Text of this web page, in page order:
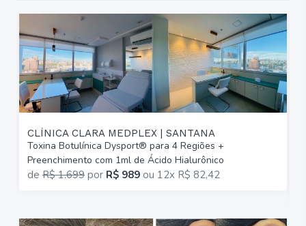
CLÍNICA CLARA MEDPLEX | SANTANA
Toxina Botulínica Dysport® para 4 Regiões +
Preenchimento com 1ml de Ácido Hialurônico
de R$ 1.699 por R$ 989 ou 12x R$ 82,42